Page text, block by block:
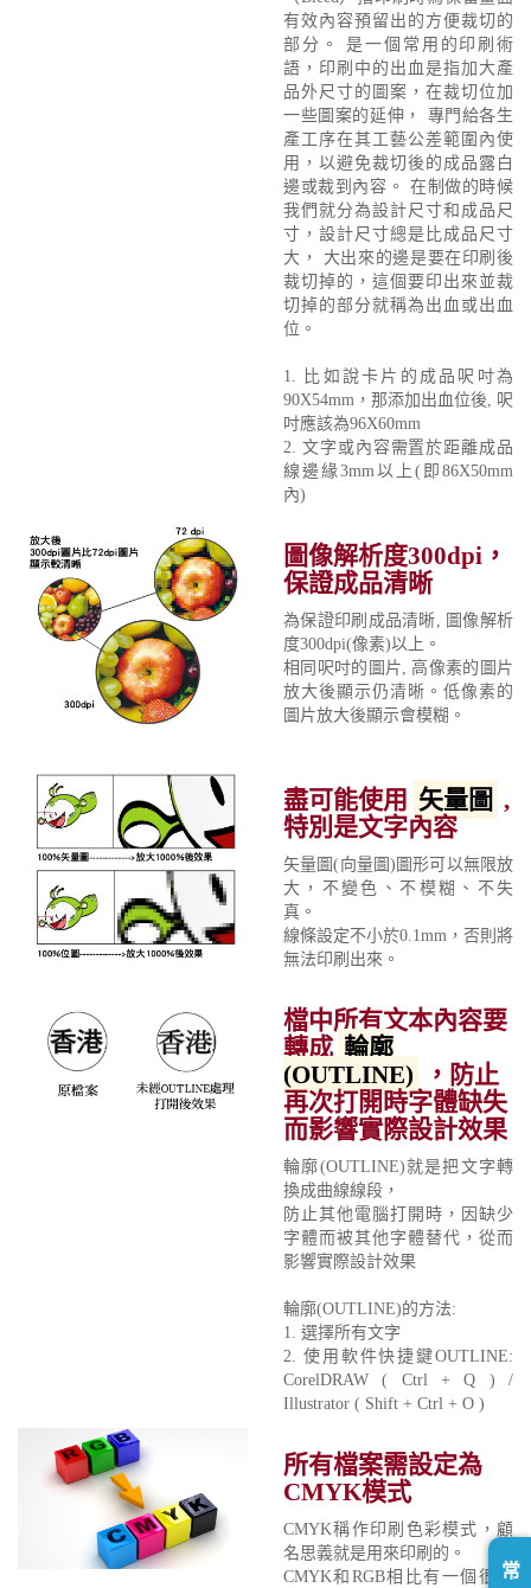
有效內容預留出的方便裁切的
部分。 是一個常用的印刷術
語，印刷中的出血是指加大產
品外尺寸的圖案，在裁切位加
一些圖案的延伸， 專門給各生
產工序在其工藝公差範圍內使
用，以避免裁切後的成品露白
邊或裁到內容。 在制做的時候
我們就分為設計尺寸和成品尺
寸，設計尺寸總是比成品尺寸
大， 大出來的邊是要在印刷後
裁切掉的，這個要印出來並裁
切掉的部分就稱為出血或出血
位。
1. 比如說卡片的成品呎吋為
90X54mm，那添加出血位後, 呎
吋應該為96X60mm
2. 文字或內容需置於距離成品
線邊緣3mm以上(即86X50mm
內)
圖像解析度300dpi，
保證成品清晰
為保證印刷成品清晰, 圖像解析
度300dpi(像素)以上。
相同呎吋的圖片, 高像素的圖片
放大後顯示仍清晰。低像素的
圖片放大後顯示會模糊。
盡可能使用 矢量圖 ,
特別是文字內容
矢量圖(向量圖)圖形可以無限放
大，不變色、不模糊、不失
真。
線條設定不小於0.1mm，否則將
無法印刷出來。
檔中所有文本內容要
轉成 輪廓
(OUTLINE)
，防止
再次打開時字體缺失
而影響實際設計效果
輪廓(OUTLINE)就是把文字轉
換成曲線線段，
防止其他電腦打開時，因缺少
字體而被其他字體替代，從而
影響實際設計效果
輪廓(OUTLINE)的方法:
1. 選擇所有文字
2. 使用軟件快捷鍵OUTLINE:
CorelDRAW ( Ctrl + Q ) /
Illustrator ( Shift + Ctrl + O )
所有檔案需設定為
CMYK模式
CMYK稱作印刷色彩模式，顧
名思義就是用來印刷的。
CMYK和RGB相比有一個很大常